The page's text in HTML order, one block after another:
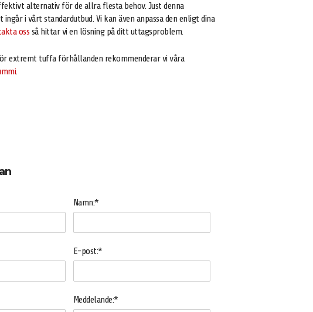
alternativ för de allra flesta behov. Just denna
i vårt standardutbud. Vi kan även anpassa den enligt dina
oss så hittar vi en lösning på ditt uttagsproblem.
extremt tuffa förhållanden rekommenderar vi våra
.
Namn:*
E-post:*
Meddelande:*